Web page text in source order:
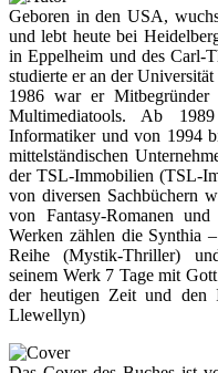
Geboren in den USA,
und lebt heute bei
in Eppelheim und des Carl-
studierte er an der
1986 war er
Multimediatools. Ab
Informatiker und von 1994
mittelständischen
der TSL-Immobilien (TSL-
von diversen Sachbüchern
von Fantasy-Romanen
Werken zählen die Synthia
Reihe (Mystik-Thriller)
seinem Werk 7 Tage mit
der heutigen Zeit und den
Llewellyn)